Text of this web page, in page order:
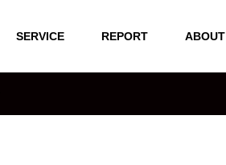
SERVICE REPORT ABOUT